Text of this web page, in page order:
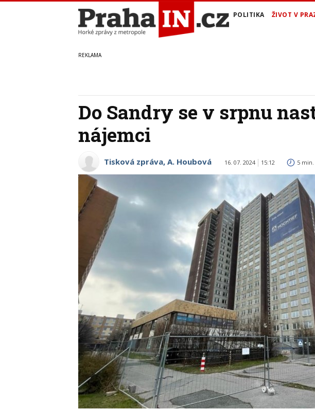
POLITIKA ŽIVOT V
Do Sandry se v srpnu
nájemci
Tisková zpráva, A. Houbová 16. 07. 2024 15:12 5